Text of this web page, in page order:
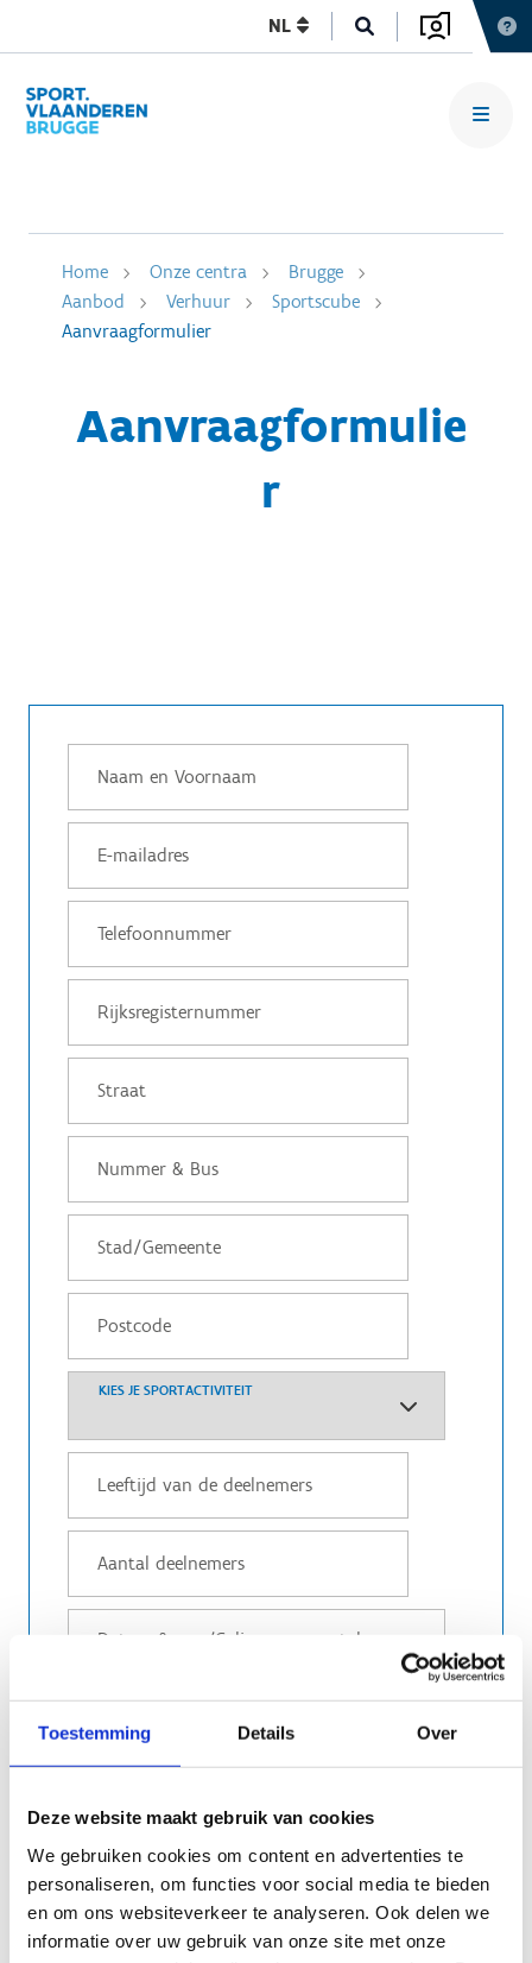
Toestemming Details Over
Deze website maakt gebruik van cookies
We gebruiken cookies om content en advertenties te
personaliseren, om functies voor social media te bieden
en om ons websiteverkeer te analyseren. Ook delen we
informatie over uw gebruik van onze site met onze
NL
Home Onze centra
Brugge
Aanbod
Verhuur
Sportscube
Aanvraagformulier
Aanvraagformulie
r
KIES JE SPORTACTIVITEIT